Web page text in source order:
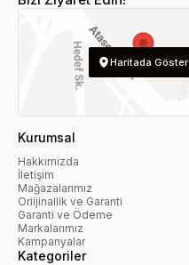
Haritada Göster
Kurumsal
Hakkımızda
İletişim
Mağazalarımız
Oriijinallik ve Garanti
Garanti ve Ödeme
Markalarımız
Kampanyalar
Kategoriler